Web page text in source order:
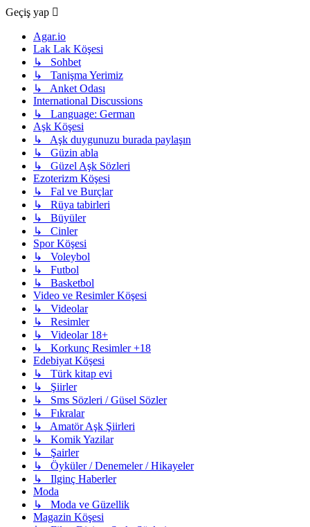
Geçiş yap
Agar.io
Lak Lak Köşesi
↳ Sohbet
↳ Tanişma Yerimiz
↳ Anket Odası
International Discussions
↳ Language: German
Aşk Köşesi
↳ Aşk duygunuzu burada paylaşın
↳ Güzin abla
↳ Güzel Aşk Sözleri
Ezoterizm Köşesi
↳ Fal ve Burçlar
↳ Rüya tabirleri
↳ Büyüler
↳ Cinler
Spor Köşesi
↳ Voleybol
↳ Futbol
↳ Basketbol
Video ve Resimler Köşesi
↳ Videolar
↳ Resimler
↳ Videolar 18+
↳ Korkunç Resimler +18
Edebiyat Köşesi
↳ Türk kitap evi
↳ Şiirler
↳ Sms Sözleri / Güsel Sözler
↳ Fıkralar
↳ Amatör Aşk Şiirleri
↳ Komik Yazilar
↳ Şairler
↳ Öyküler / Denemeler / Hikayeler
↳ Ilginç Haberler
Moda
↳ Moda ve Güzellik
Magazin Köşesi